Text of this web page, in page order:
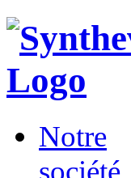
Notre
société